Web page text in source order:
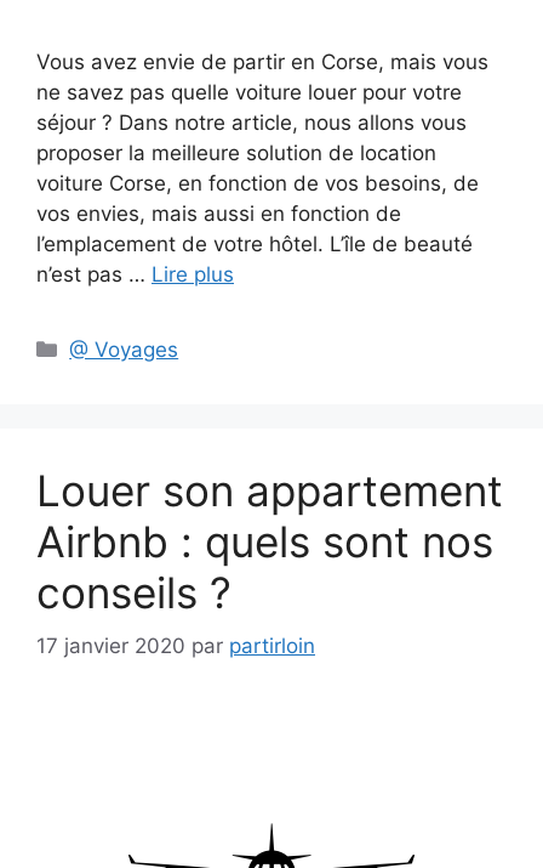
Vous avez envie de partir en Corse, mais vous
ne savez pas quelle voiture louer pour votre
séjour ? Dans notre article, nous allons vous
proposer la meilleure solution de location
voiture Corse, en fonction de vos besoins, de
vos envies, mais aussi en fonction de
l’emplacement de votre hôtel. L’île de beauté
n’est pas … Lire plus
Catégories
@ Voyages
Louer son appartement
Airbnb : quels sont nos
conseils ?
17 janvier 2020 par partirloin